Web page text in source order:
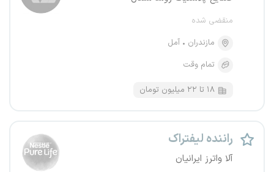
منقضی شده
مازندران
آمل
تمام وقت
۱۸ تا ۲۲ میلیون تومان
راننده لیفتراک
آلا واترز ایرانیان